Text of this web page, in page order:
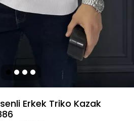
Erkek Triko Kazak